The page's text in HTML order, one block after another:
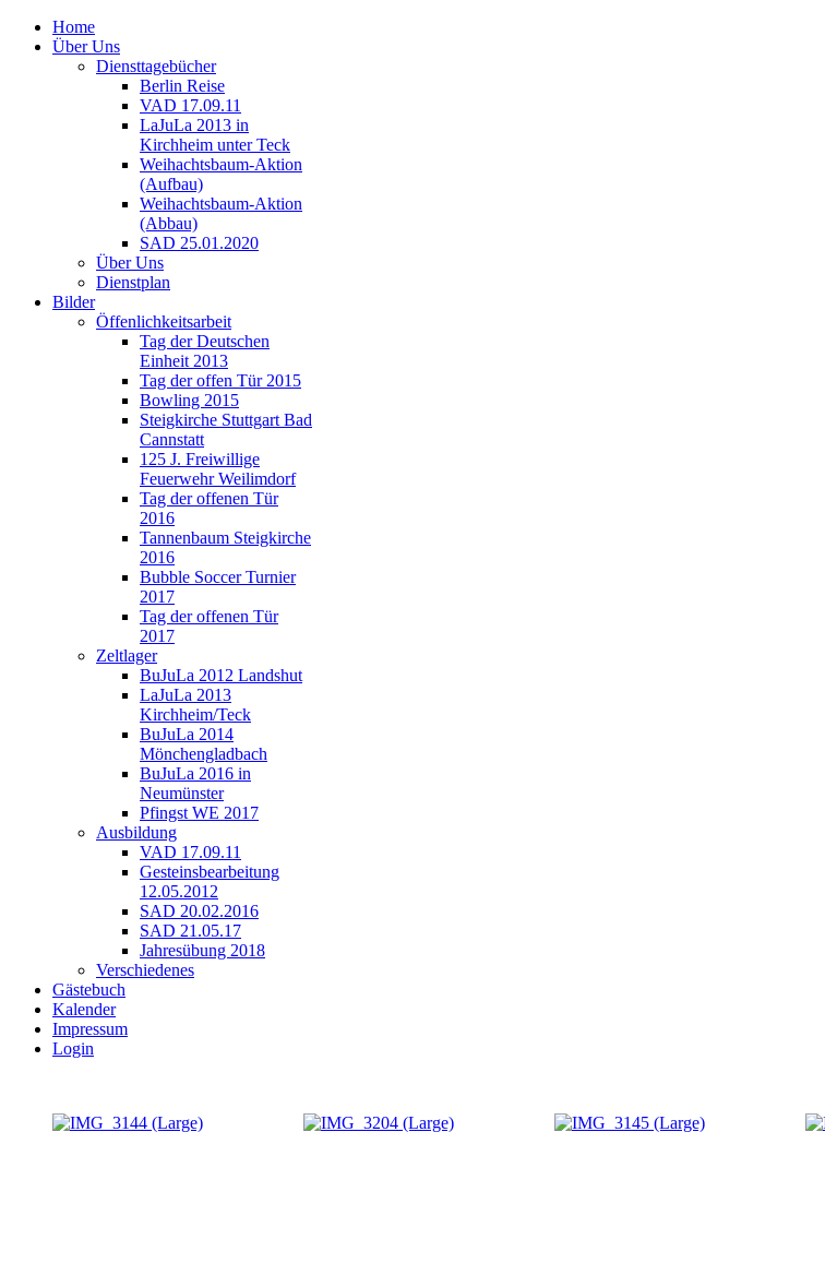
Home
Über Uns
Diensttagebücher
Berlin Reise
VAD 17.09.11
LaJuLa 2013 in
Kirchheim unter Teck
Weihachtsbaum-Aktion
(Aufbau)
Weihachtsbaum-Aktion
(Abbau)
SAD 25.01.2020
Über Uns
Dienstplan
Bilder
Öffenlichkeitsarbeit
Tag der Deutschen
Einheit 2013
Tag der offen Tür 2015
Bowling 2015
Steigkirche Stuttgart Bad
Cannstatt
125 J. Freiwillige
Feuerwehr Weilimdorf
Tag der offenen Tür
2016
Tannenbaum Steigkirche
2016
Bubble Soccer Turnier
2017
Tag der offenen Tür
2017
Zeltlager
BuJuLa 2012 Landshut
LaJuLa 2013
Kirchheim/Teck
BuJuLa 2014
Mönchengladbach
BuJuLa 2016 in
Neumünster
Pfingst WE 2017
Ausbildung
VAD 17.09.11
Gesteinsbearbeitung
12.05.2012
SAD 20.02.2016
SAD 21.05.17
Jahresübung 2018
Verschiedenes
Gästebuch
Kalender
Impressum
Login